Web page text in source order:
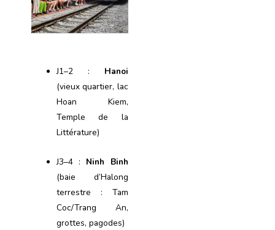
J1–2 : Hanoi
(vieux quartier, lac
Hoan Kiem,
Temple de la
Littérature)
J3–4 : Ninh Binh
(baie d’Halong
terrestre : Tam
Coc/Trang An,
grottes, pagodes)